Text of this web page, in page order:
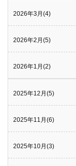
2026年3月(4)
2026年2月(5)
2026年1月(2)
2025年12月(5)
2025年11月(6)
2025年10月(3)